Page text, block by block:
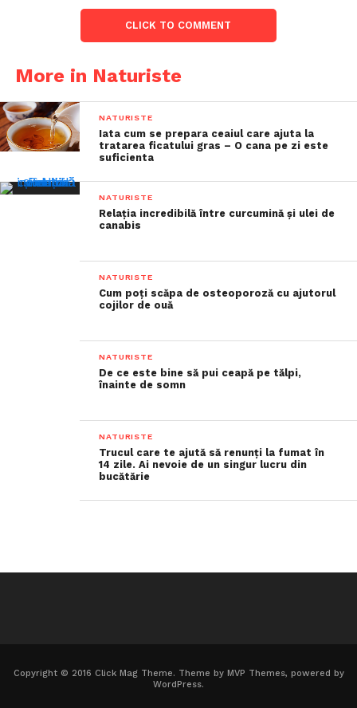
CLICK TO COMMENT
More in Naturiste
NATURISTE
Iata cum se prepara ceaiul care ajuta la
tratarea ficatului gras – O cana pe zi este
suficienta
NATURISTE
Relația incredibilă între curcumină și ulei de
canabis
NATURISTE
Cum poți scăpa de osteoporoză cu ajutorul
cojilor de ouă
NATURISTE
De ce este bine să pui ceapă pe tălpi,
înainte de somn
NATURISTE
Trucul care te ajută să renunți la fumat în
14 zile. Ai nevoie de un singur lucru din
bucătărie
Copyright © 2016 Click Mag Theme. Theme by MVP Themes, powered by
WordPress.